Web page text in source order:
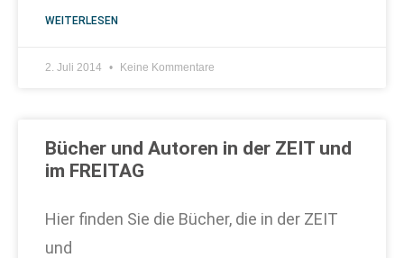
WEITERLESEN
2. Juli 2014 Keine Kommentare
Bücher und Autoren in der ZEIT und
im FREITAG
Hier finden Sie die Bücher, die in der ZEIT
und